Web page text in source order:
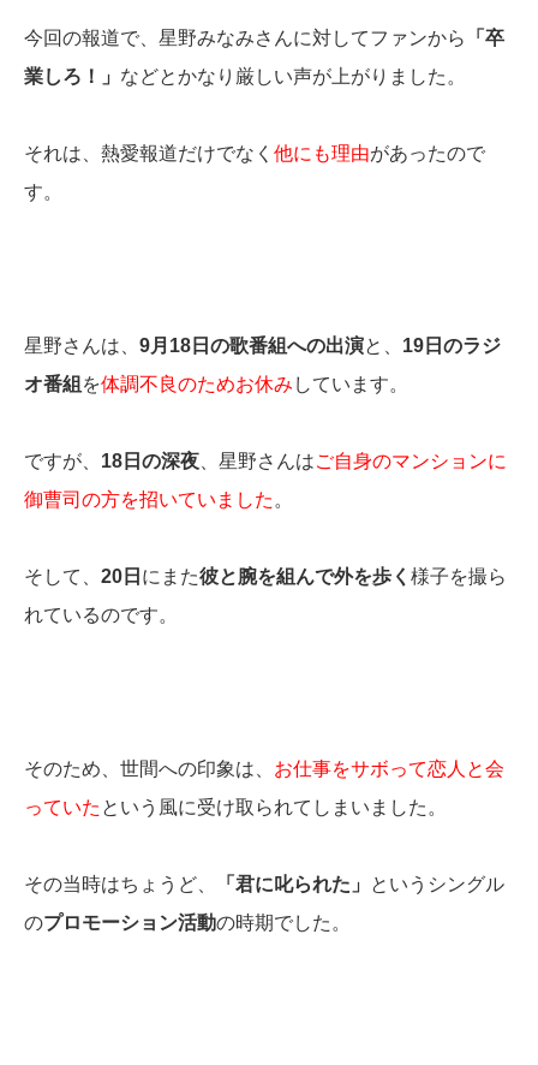
今回の報道で、星野みなみさんに対してファンから
「卒
業しろ！」 などとかなり厳しい声が上がりました。
それは、熱愛報道だけでなく 他にも理由があったので
す。
星野さんは、 9月18日の歌番組への出演と、 19日のラジ
オ番組 を体調不良のためお休み しています。
ですが、 18日の深夜 、星野さんはご自身のマンションに
御曹司の方を招いていました 。
そして、 20日 にまた彼と腕を組んで外を歩く 様子を撮ら
れているのです。
そのため、世間への印象は、 お仕事をサボって恋人と会
っていた という風に受け取られてしまいました。
その当時はちょうど、 「君に叱られた」
というシングル
のプロモーション活動の時期でした。